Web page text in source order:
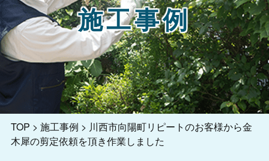
施工事例
TOP > 施工事例 > 川西市向陽町リピートのお客様から金
木犀の剪定依頼を頂き作業しました